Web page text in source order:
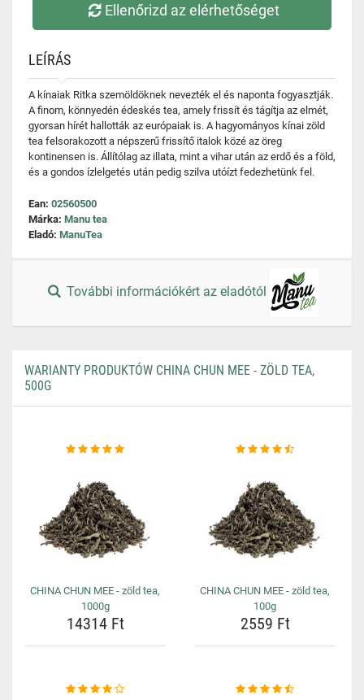
Ellenőrizd az elérhetőséget
LEÍRÁS
A kínaiak Ritka szemöldöknek nevezték el és naponta fogyasztják.
A finom, könnyedén édeskés tea, amely frissít és tágítja az elmét,
gyorsan hírét hallották az európaiak is. A hagyományos kínai zöld
tea felsorakozott a népszerű frissítő italok közé az öreg
kontinensen is. Állítólag az illata, mint a vihar után az erdő és a föld,
és a gondos ízlelgetés után pedig szilva utóízt fedezhetünk fel.
Ean: 02560500
Márka: Manu tea
Eladó: ManuTea
További információkért az eladótól
WARIANTY PRODUKTÓW CHINA CHUN MEE - ZÖLD TEA,
500G
CHINA CHUN MEE - zöld tea,
1000g
14314 Ft
CHINA CHUN MEE - zöld tea,
100g
2559 Ft